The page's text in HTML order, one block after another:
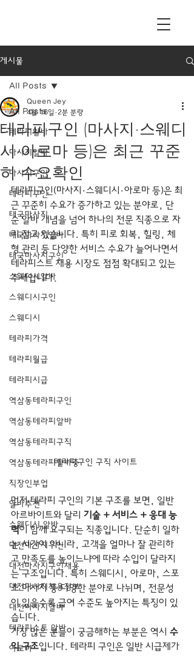
게시물
All Posts
테라피알바
마사지알바
마사지구인
테라피구인
태국마사지
태국마사지알바
태국마사지구인
스웨디시알바
스웨디시구인
스웨디시
테라피가격
테라피월급
테라피시급
역삼동테라피구인
역삼동테라피알바
역삼동테라피구직
역삼동테라피알바중
직장인부업
알바추천
스웨디시 알바
대전마사지구인
대전마사지구인채용
대전마사지채용정보
대전마사지알바
테라피스트 알바
아로마
All Posts
테라피구인 (마사지·스웨디
시·아로마 등)은 최근 꾸준
히 수요확인
Queen Jey
4월 16일
2분 분량
테라피구인(마사지·스웨디시·아로마 등)은 최
근 꾸준히 수요가 증가하고 있는 분야로, 단
순 알바 개념을 넘어 하나의 전문 직종으로 자
리 잡고 있습니다. 특히 피로 회복, 힐링, 체
형 관리 등 다양한 서비스 수요가 늘어나면서
테라피스트 채용 시장도 점점 확대되고 있는
추세입니다.
테라피구인 구직 사이트
먼저 테라피 구인의 기본 구조를 보면, 일반
아르바이트와 달리 기술 + 서비스 + 응대 능
력이 함께 요구되는 직종입니다. 단순히 일하
는 시간이 아니라, 고객을 얼마나 잘 관리하
고 만족도를 높이느냐에 따라 수입이 달라지
는 구조입니다. 특히 스웨디시, 아로마, 스포
츠 마사지 등 다양한 분야로 나뉘며, 전문성
이 있을수록 급여 수준도 높아지는 특징이 있
습니다.
가장 많은 분들이 궁금해하는 부분은 역시 수
익 구조입니다. 테라피 구인은 일반 시급제가